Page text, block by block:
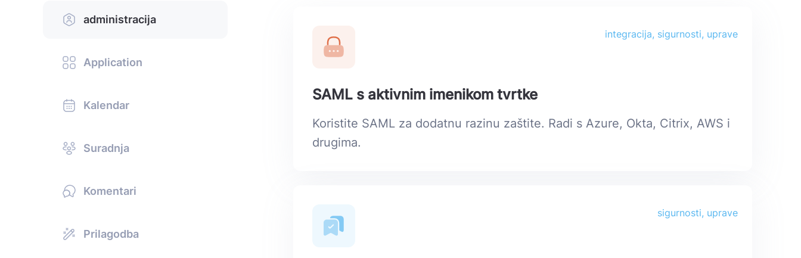
administracija
Application
Kalendar
Suradnja
Komentari
Prilagodba
integracija, sigurnosti, uprave
SAML s aktivnim imenikom tvrtke
Koristite SAML za dodatnu razinu zaštite. Radi s Azure, Okta, Citrix, AWS i
drugima.
sigurnosti, uprave